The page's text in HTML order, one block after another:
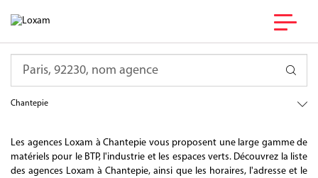
Chantepie
Les agences Loxam à Chantepie vous proposent une large gamme de
matériels pour le BTP, l'industrie et les espaces verts. Découvrez la liste
des agences Loxam à Chantepie, ainsi que les horaires, l'adresse et le